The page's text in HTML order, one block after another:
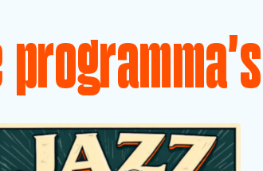
programma's